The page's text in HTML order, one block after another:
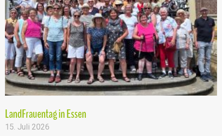
LandFrauentag in Essen
15. Juli 2026